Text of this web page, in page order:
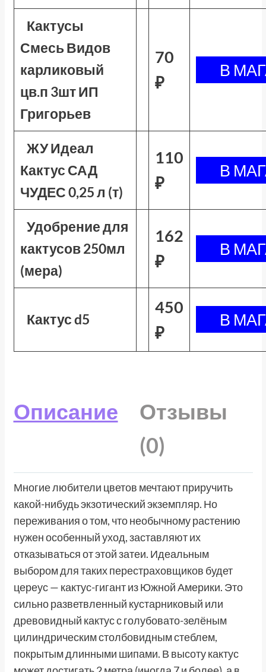
Кактусы
Смесь Видов
карликовый
цв.п 3шт ИП
Григорьев
70
₽
ЖУ Идеал
Кактус САД
ЧУДЕС 0,25 л (т)
110
₽
Удобрение для
кактусов 250мл
(мера)
162
₽
Кактус d5
450
₽
Описание
Отзывы
(0)
Многие любители цветов мечтают приручить
какой-нибудь экзотический экземпляр. Но
переживания о том, что необычному растению
нужен особенный уход, заставляют их
отказываться от этой затеи. Идеальным
выбором для таких перестраховщиков будет
цереус — кактус-гигант из Южной Америки. Это
сильно разветвленный кустарниковый или
древовидный кактус с голубовато-зелёным
цилиндрическим столбовидным стеблем,
покрытым длинными шипами. В высоту кактус